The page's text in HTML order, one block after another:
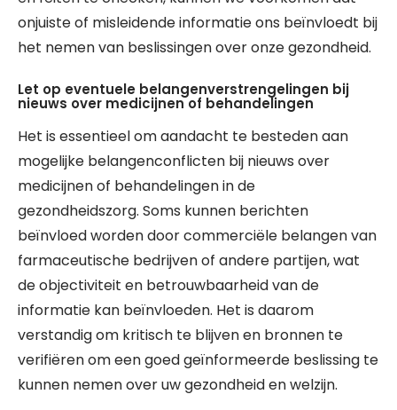
onjuiste of misleidende informatie ons beïnvloedt bij
het nemen van beslissingen over onze gezondheid.
Let op eventuele belangenverstrengelingen bij
nieuws over medicijnen of behandelingen
Het is essentieel om aandacht te besteden aan
mogelijke belangenconflicten bij nieuws over
medicijnen of behandelingen in de
gezondheidszorg. Soms kunnen berichten
beïnvloed worden door commerciële belangen van
farmaceutische bedrijven of andere partijen, wat
de objectiviteit en betrouwbaarheid van de
informatie kan beïnvloeden. Het is daarom
verstandig om kritisch te blijven en bronnen te
verifiëren om een goed geïnformeerde beslissing te
kunnen nemen over uw gezondheid en welzijn.